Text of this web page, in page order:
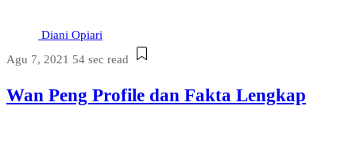
Diani Opiari
Agu 7, 2021 54 sec read
Wan Peng Profile dan Fakta Lengkap